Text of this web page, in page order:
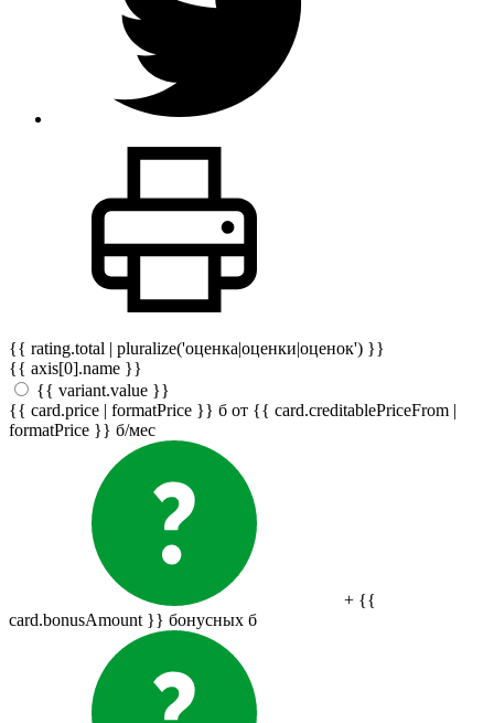
{{ rating.total | pluralize('оценка|оценки|оценок') }}
{{ axis[0].name }}
{{ variant.value }}
{{ card.price | formatPrice }} б от {{ card.creditablePriceFrom |
formatPrice }} б/мес
+ {{
card.bonusAmount }} бонусных б